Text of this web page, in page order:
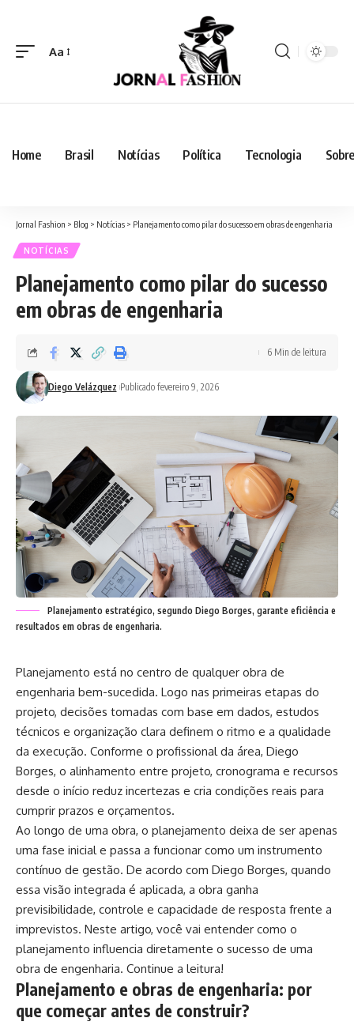
Aa
Home Brasil Notícias Política Tecnologia
Jornal Fashion > Blog > Notícias > Planejamento como pilar do sucesso em obras de engenharia
NOTÍCIAS
Planejamento como pilar do sucesso
em obras de engenharia
Diego Velázquez Publicado fevereiro 9, 2026
6 Min de leitura
Planejamento estratégico, segundo Diego Borges, garante eficiência e
resultados em obras de engenharia.
Planejamento está no centro de qualquer obra de
engenharia bem-sucedida. Logo nas primeiras etapas do
projeto, decisões tomadas com base em dados, estudos
técnicos e organização clara definem o ritmo e a qualidade
da execução. Conforme o profissional da área, Diego
Borges, o alinhamento entre projeto, cronograma e recursos
desde o início reduz incertezas e cria condições reais para
cumprir prazos e orçamentos.
Ao longo de uma obra, o planejamento deixa de ser apenas
uma fase inicial e passa a funcionar como um instrumento
contínuo de gestão. De acordo com Diego Borges, quando
essa visão integrada é aplicada, a obra ganha
previsibilidade, controle e capacidade de resposta frente a
imprevistos. Neste artigo, você vai entender como o
planejamento influencia diretamente o sucesso de uma
obra de engenharia. Continue a leitura!
Planejamento e obras de engenharia: por
que começar antes de construir?